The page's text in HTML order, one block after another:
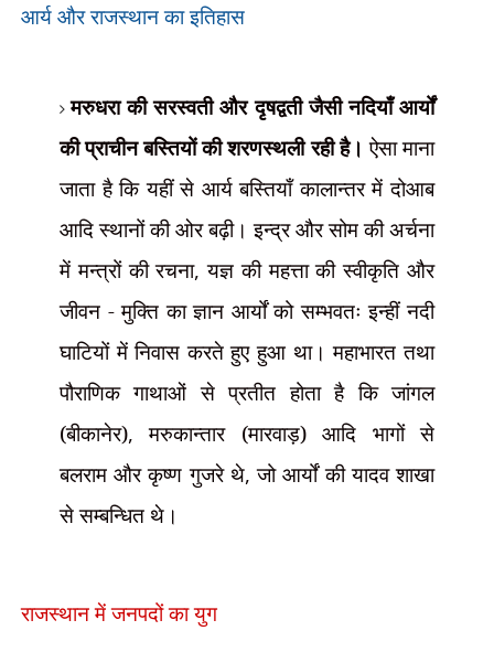
आर्य और राजस्थान का इतिहास
मरुधरा की सरस्वती और दृषद्वती जैसी नदियाँ आर्यों
की प्राचीन बस्तियों की शरणस्थली रही है।ऐसा माना
जाता है कि यहीं से आर्य बस्तियाँ कालान्तर में दोआब
आदि स्थानों की ओर बढ़ी। इन्द्र और सोम की अर्चना
में मन्त्रों की रचना,यज्ञ की महत्ता की स्वीकृति और
जीवन - मुक्ति का ज्ञान आर्यों को सम्भवतः इन्हीं नदी
घाटियों में निवास करते हुए हुआ था। महाभारत तथा
पौराणिक गाथाओं से प्रतीत होता है कि जांगल
(बीकानेर),मरुकान्तार (मारवाड़) आदि भागों से
बलराम और कृष्ण गुजरे थे,जो आर्यों की यादव शाखा
से सम्बन्धित थे।
राजस्थान मेंजनपदों का युग